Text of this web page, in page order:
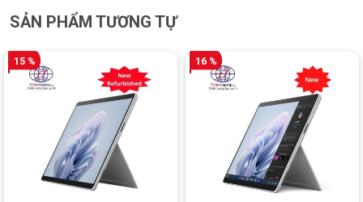
SẢN PHẨM TƯƠNG TỰ
15 % 16 %